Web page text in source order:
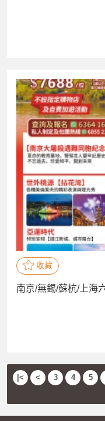
收藏
南京/無錫/蘇杭/上海
|< < 3 4 5